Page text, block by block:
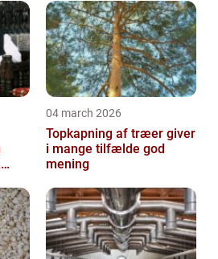
04 march 2026
Topkapning af træer giver
i mange tilfælde god
mening